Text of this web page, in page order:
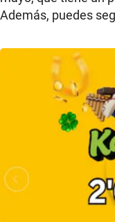
Además, puedes